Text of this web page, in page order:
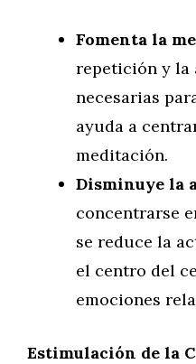
Fomenta la
repetición y la
necesarias
ayuda a
meditación.
Disminuye la
concentrarse
se reduce la
el centro del
emociones
Estimulación de la